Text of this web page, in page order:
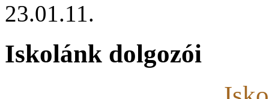
23.01.11.
Iskolánk dolgozói